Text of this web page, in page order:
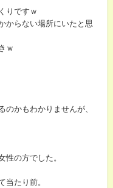
りですｗ
からない場所にいたと思
ｗ
のかもわかりませんが、
性の方でした。
当たり前。